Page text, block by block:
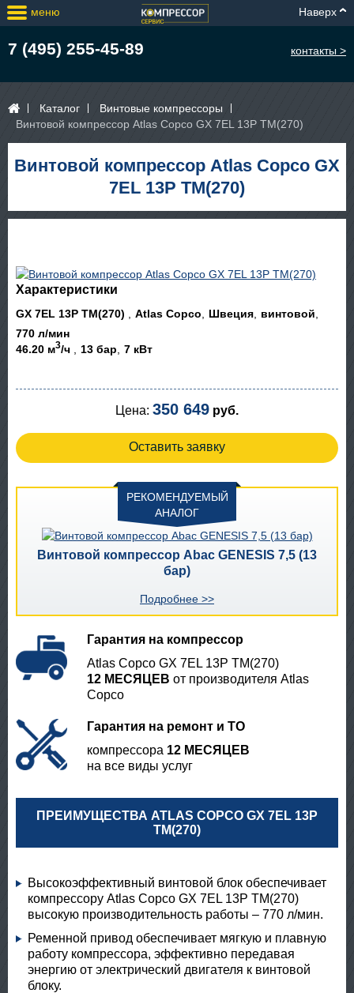
меню Наверх
7 (495) 255-45-89 контакты >
Каталог
Винтовые компрессоры
Винтовой компрессор Atlas Copco GX 7EL 13P TM(270)
Винтовой компрессор Atlas Copco GX
7EL 13P TM(270)
Характеристики
GX 7EL 13P TM(270) Atlas Copco Швеция
винтовой
770 л/мин
46.20 м3/ч 13 бар 7 кВт
Цена: 350 649 руб.
Оставить заявку
РЕКОМЕНДУЕМЫЙ
АНАЛОГ
Винтовой компрессор Abac GENESIS 7,5 (13
бар)
Подробнее >>
Гарантия на компрессор
Atlas Copco GX 7EL 13P TM(270)
12 МЕСЯЦЕВ от производителя Atlas
Copco
Гарантия на ремонт и ТО
компрессора 12 МЕСЯЦЕВ
на все виды услуг
ПРЕИМУЩЕСТВА ATLAS COPCO GX 7EL 13P
TM(270)
Высокоэффективный винтовой блок обеспечивает
компрессору Atlas Copco GX 7EL 13P TM(270)
высокую производительность работы – 770 л/мин.
Ременной привод обеспечивает мягкую и плавную
работу компрессора, эффективно передавая
энергию от электрический двигателя к винтовой
блоку.